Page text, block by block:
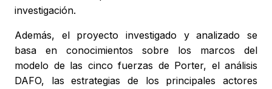
investigación.
Además, el proyecto investigado y analizado se
basa en conocimientos sobre los marcos del
modelo de las cinco fuerzas de Porter, el análisis
DAFO, las estrategias de los principales actores